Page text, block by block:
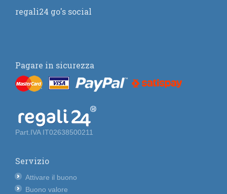
regali24 go's social
Pagare in sicurezza
Part.IVA IT02638500211
Servizio
Attivare il buono
Buono valore